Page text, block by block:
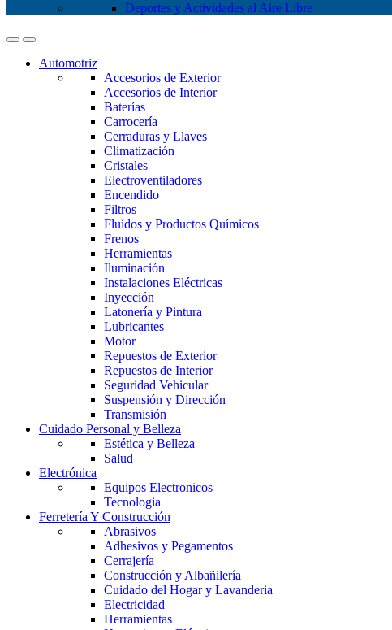
Deportes y Actividades al Aire Libre
Automotriz
Accesorios de Exterior
Accesorios de Interior
Baterías
Carrocería
Cerraduras y Llaves
Climatización
Cristales
Electroventiladores
Encendido
Filtros
Fluídos y Productos Químicos
Frenos
Herramientas
Iluminación
Instalaciones Eléctricas
Inyección
Latonería y Pintura
Lubricantes
Motor
Repuestos de Exterior
Repuestos de Interior
Seguridad Vehicular
Suspensión y Dirección
Transmisión
Cuidado Personal y Belleza
Estética y Belleza
Salud
Electrónica
Equipos Electronicos
Tecnologia
Ferretería Y Construcción
Abrasivos
Adhesivos y Pegamentos
Cerrajería
Construcción y Albañilería
Cuidado del Hogar y Lavanderia
Electricidad
Herramientas